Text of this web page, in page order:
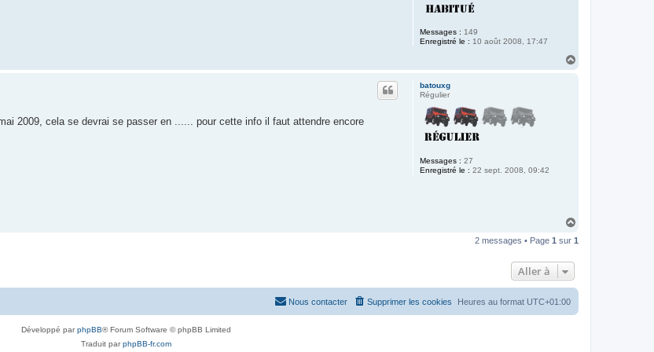
Messages : 149
Enregistré le : 10 août 2008, 17:47
batouxg
Régulier
Messages : 27
Enregistré le : 22 sept. 2008, 09:42
2009, cela se devrai se passer en ...... pour cette info il faut attendre encore
u
2 messages • Page 1 sur 1
Aller à
Heures au format UTC+01:00
Supprimer les cookies
Nous contacter
Développé parphpBB® Forum Software © phpBB Limited
Traduit parphpBB-fr.com